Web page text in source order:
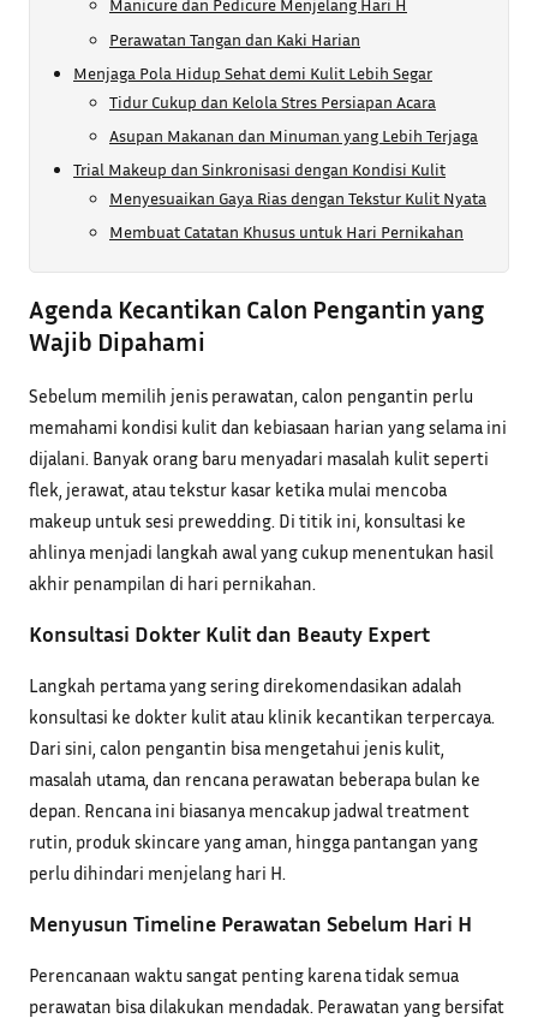
Manicure dan Pedicure Menjelang Hari H
Perawatan Tangan dan Kaki Harian
Menjaga Pola Hidup Sehat demi Kulit Lebih Segar
Tidur Cukup dan Kelola Stres Persiapan Acara
Asupan Makanan dan Minuman yang Lebih Terjaga
Trial Makeup dan Sinkronisasi dengan Kondisi Kulit
Menyesuaikan Gaya Rias dengan Tekstur Kulit Nyata
Membuat Catatan Khusus untuk Hari Pernikahan
Agenda Kecantikan Calon Pengantin yang
Wajib Dipahami
Sebelum memilih jenis perawatan, calon pengantin perlu
memahami kondisi kulit dan kebiasaan harian yang selama ini
dijalani. Banyak orang baru menyadari masalah kulit seperti
flek, jerawat, atau tekstur kasar ketika mulai mencoba
makeup untuk sesi prewedding. Di titik ini, konsultasi ke
ahlinya menjadi langkah awal yang cukup menentukan hasil
akhir penampilan di hari pernikahan.
Konsultasi Dokter Kulit dan Beauty Expert
Langkah pertama yang sering direkomendasikan adalah
konsultasi ke dokter kulit atau klinik kecantikan terpercaya.
Dari sini, calon pengantin bisa mengetahui jenis kulit,
masalah utama, dan rencana perawatan beberapa bulan ke
depan. Rencana ini biasanya mencakup jadwal treatment
rutin, produk skincare yang aman, hingga pantangan yang
perlu dihindari menjelang hari H.
Menyusun Timeline Perawatan Sebelum Hari H
Perencanaan waktu sangat penting karena tidak semua
perawatan bisa dilakukan mendadak. Perawatan yang bersifat